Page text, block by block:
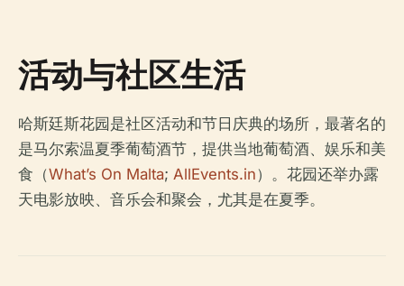
活动与社区生活
哈斯廷斯花园是社区活动和节日庆典的场所，最著名的
是马尔索温夏季葡萄酒节，提供当地葡萄酒、娱乐和美
食（What’s On Malta; AllEvents.in）。花园还举办露
天电影放映、音乐会和聚会，尤其是在夏季。